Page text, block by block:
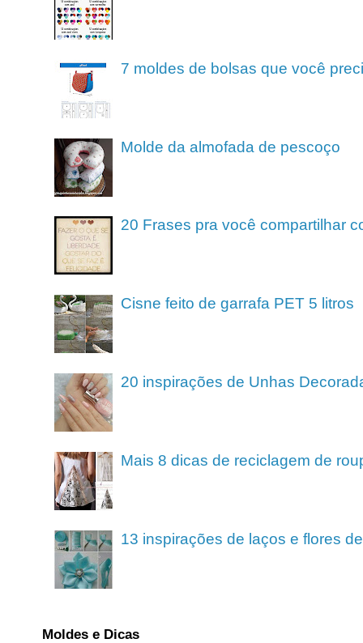
7 moldes de bolsas que você
Molde da almofada de pescoço
20 Frases pra você compartilhar
Cisne feito de garrafa PET 5 litros
20 inspirações de Unhas
Mais 8 dicas de reciclagem de
13 inspirações de laços e flores
Moldes e Dicas